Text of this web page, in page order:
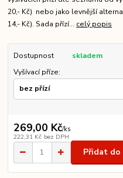
20,- Kč) nebo jako levnější
14,- Kč). Sada přízí... celý popis
Dostupnost
skladem
Vyšívací příze:
269,00 Kč/ks
222,31 Kč bez DPH
Přidat do